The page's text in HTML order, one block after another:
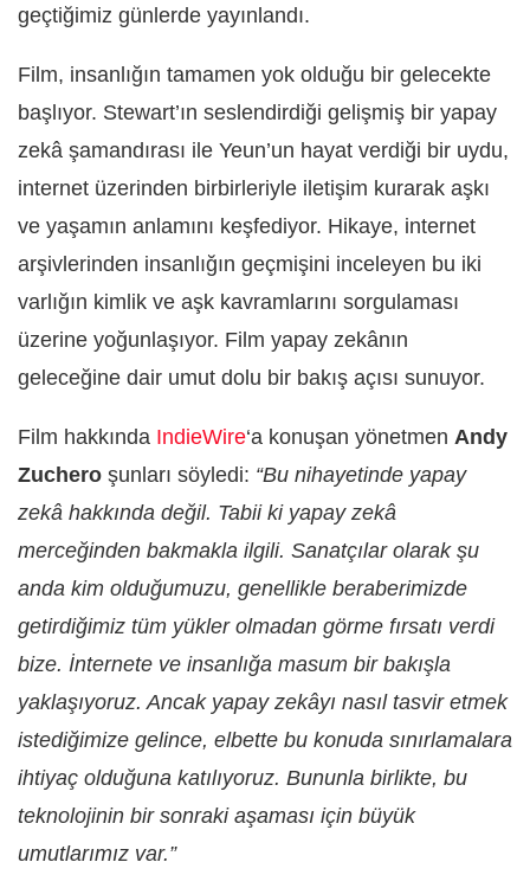
geçtiğimiz günlerde yayınlandı.
Film, insanlığın tamamen yok olduğu bir gelecekte
başlıyor. Stewart’ın seslendirdiği gelişmiş bir yapay
zekâ şamandırası ile Yeun’un hayat verdiği bir uydu,
internet üzerinden birbirleriyle iletişim kurarak aşkı
ve yaşamın anlamını keşfediyor. Hikaye, internet
arşivlerinden insanlığın geçmişini inceleyen bu iki
varlığın kimlik ve aşk kavramlarını sorgulaması
üzerine yoğunlaşıyor. Film yapay zekânın
geleceğine dair umut dolu bir bakış açısı sunuyor.
Film hakkında IndieWire‘a konuşan yönetmen Andy
Zuchero şunları söyledi: “Bu nihayetinde yapay
zekâ hakkında değil. Tabii ki yapay zekâ
merceğinden bakmakla ilgili. Sanatçılar olarak şu
anda kim olduğumuzu, genellikle beraberimizde
getirdiğimiz tüm yükler olmadan görme fırsatı verdi
bize. İnternete ve insanlığa masum bir bakışla
yaklaşıyoruz. Ancak yapay zekâyı nasıl tasvir etmek
istediğimize gelince, elbette bu konuda sınırlamalara
ihtiyaç olduğuna katılıyoruz. Bununla birlikte, bu
teknolojinin bir sonraki aşaması için büyük
umutlarımız var.”